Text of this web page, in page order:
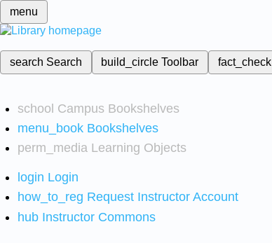
menu
search Search build_circleToolbar fact_check
school Campus Bookshelves
menu_book Bookshelves
perm_media Learning Objects
login Login
how_to_reg Request Instructor Account
hub Instructor Commons